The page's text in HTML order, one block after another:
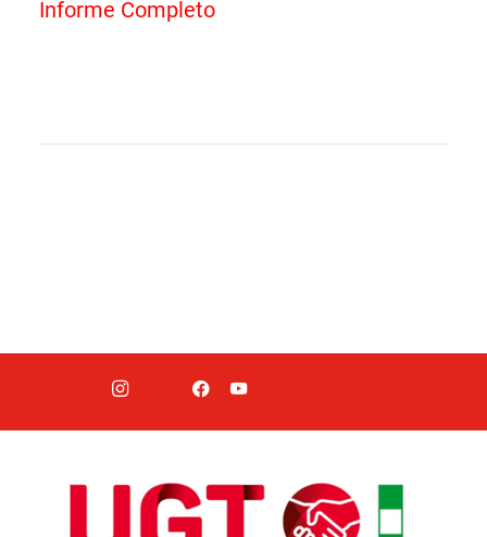
Informe Completo